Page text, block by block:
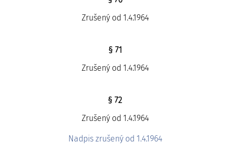
Zrušený od 1.4.1964
§ 71
Zrušený od 1.4.1964
§ 72
Zrušený od 1.4.1964
Nadpis zrušený od 1.4.1964